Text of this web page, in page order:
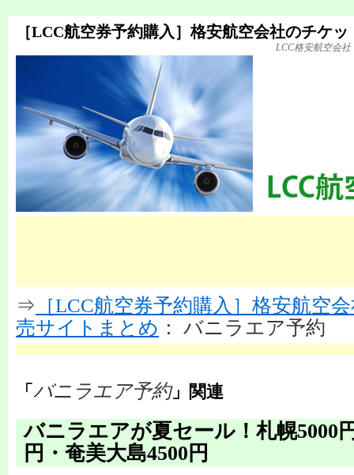
［LCC航空券予約購入］格安航空会社のチケ
LCC格安航空会
⇒ ［LCC航空券予約購入］格安航空
売サイトまとめ ： バニラエア予約
「 バニラエア予約」関連
バニラエアが夏セール！札幌5000
円・奄美大島4500円